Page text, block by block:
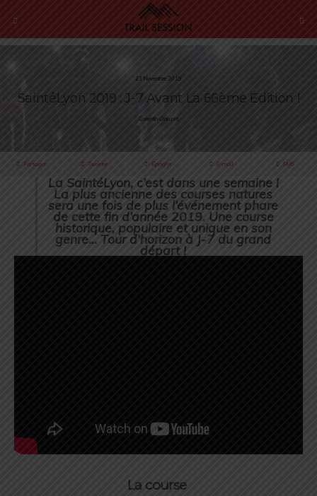
23 Novembre 2019
SaintéLyon 2019 : J-7 Avant La 66ème Édition !
Corentin Crouzet
Partager Tweeter Épingler E-mail SMS
La SaintéLyon, c’est dans une semaine !
La plus ancienne des courses natures
sera une fois de plus l’événement phare
de cette fin d’année 2019. Une course
historique, populaire et unique en son
genre… Tour d’horizon à J-7 du grand
départ !
La course